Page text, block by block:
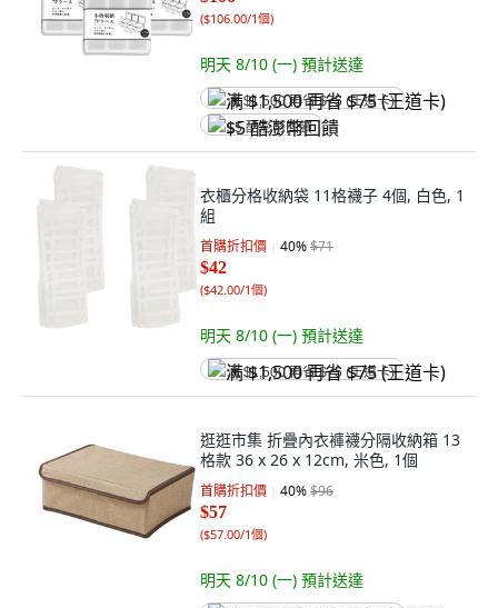
($106.00/1個)
明天 8/10 (一) 預計送達
满 $1,500 再省 $75 (王道卡)
$5 酷澎幣回饋
衣櫃分格收納袋 11格襪子 4個, 白色, 1
組
首購折扣價 40%$71
$42
($42.00/1個)
明天 8/10 (一) 預計送達
满 $1,500 再省 $75 (王道卡)
逛逛市集 折疊內衣褲襪分隔收納箱 13
格款 36 x 26 x 12cm, 米色, 1個
首購折扣價 40%$96
$57
($57.00/1個)
明天 8/10 (一) 預計送達